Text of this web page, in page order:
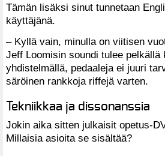
Tämän lisäksi sinut tunnetaan
käyttäjänä.
– Kyllä vain, minulla on viitisen
Jeff Loomisin soundi tulee
yhdistelmällä, pedaaleja ei juuri
säröinen rankkoja riffejä varten.
Tekniikkaa ja dissonanssia
Jokin aika sitten julkaisit opetus-
Millaisia asioita se sisältää?